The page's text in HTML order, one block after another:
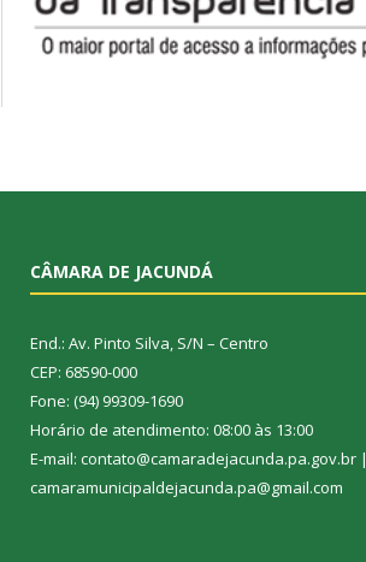
CÂMARA DE JACUNDÁ
End.: Av. Pinto Silva, S/N – Centro
CEP: 68590-000
Fone: (94) 99309-1690
Horário de atendimento: 08:00 às 13:00
E-mail: contato@camaradejacunda.pa.gov.br |
camaramunicipaldejacunda.pa@gmail.com